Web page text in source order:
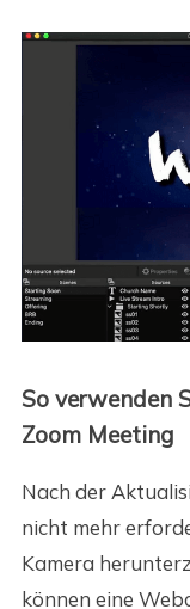
So verwenden
Zoom Meeting
Nach der
nicht mehr
Kamera
können eine